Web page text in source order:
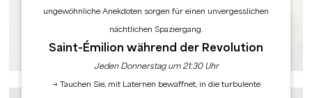
ungewöhnliche Anekdoten sorgen für einen unvergesslichen
nächtlichen Spaziergang.
Saint-Émilion während der Revolution
Jeden Donnerstag um 21:30 Uhr
→ Tauchen Sie, mit Laternen bewaffnet, in die turbulente